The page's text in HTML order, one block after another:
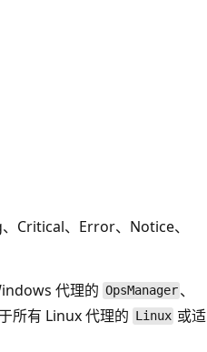
Critical、Error、Notice、
代理的 OpsManager 、
所有 Linux 代理的 Linux 或适